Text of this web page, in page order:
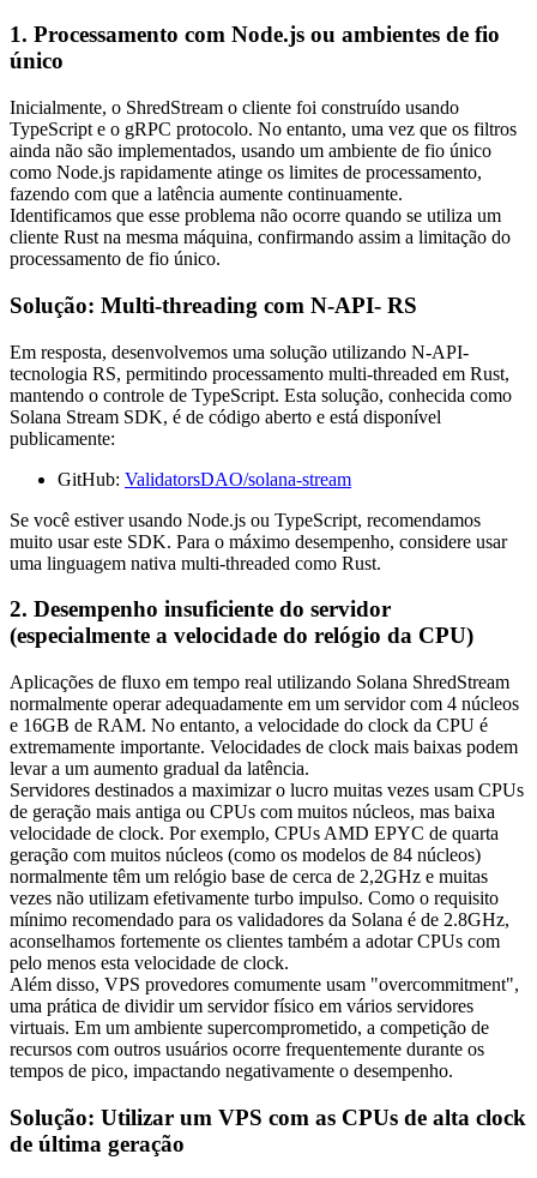
1. Processamento com Node.js ou ambientes de fio
único
Inicialmente, o ShredStream o cliente foi construído usando
TypeScript e o gRPC protocolo. No entanto, uma vez que os filtros
ainda não são implementados, usando um ambiente de fio único
como Node.js rapidamente atinge os limites de processamento,
fazendo com que a latência aumente continuamente.
Identificamos que esse problema não ocorre quando se utiliza um
cliente Rust na mesma máquina, confirmando assim a limitação do
processamento de fio único.
Solução: Multi-threading com N-API- RS
Em resposta, desenvolvemos uma solução utilizando N-API-
tecnologia RS, permitindo processamento multi-threaded em Rust,
mantendo o controle de TypeScript. Esta solução, conhecida como
Solana Stream SDK, é de código aberto e está disponível
publicamente:
GitHub: ValidatorsDAO/solana-stream
Se você estiver usando Node.js ou TypeScript, recomendamos
muito usar este SDK. Para o máximo desempenho, considere usar
uma linguagem nativa multi-threaded como Rust.
2. Desempenho insuficiente do servidor
(especialmente a velocidade do relógio da CPU)
Aplicações de fluxo em tempo real utilizando Solana ShredStream
normalmente operar adequadamente em um servidor com 4 núcleos
e 16GB de RAM. No entanto, a velocidade do clock da CPU é
extremamente importante. Velocidades de clock mais baixas podem
levar a um aumento gradual da latência.
Servidores destinados a maximizar o lucro muitas vezes usam CPUs
de geração mais antiga ou CPUs com muitos núcleos, mas baixa
velocidade de clock. Por exemplo, CPUs AMD EPYC de quarta
geração com muitos núcleos (como os modelos de 84 núcleos)
normalmente têm um relógio base de cerca de 2,2GHz e muitas
vezes não utilizam efetivamente turbo impulso. Como o requisito
mínimo recomendado para os validadores da Solana é de 2.8GHz,
aconselhamos fortemente os clientes também a adotar CPUs com
pelo menos esta velocidade de clock.
Além disso, VPS provedores comumente usam "overcommitment",
uma prática de dividir um servidor físico em vários servidores
virtuais. Em um ambiente supercomprometido, a competição de
recursos com outros usuários ocorre frequentemente durante os
tempos de pico, impactando negativamente o desempenho.
Solução: Utilizar um VPS com as CPUs de alta clock
de última geração